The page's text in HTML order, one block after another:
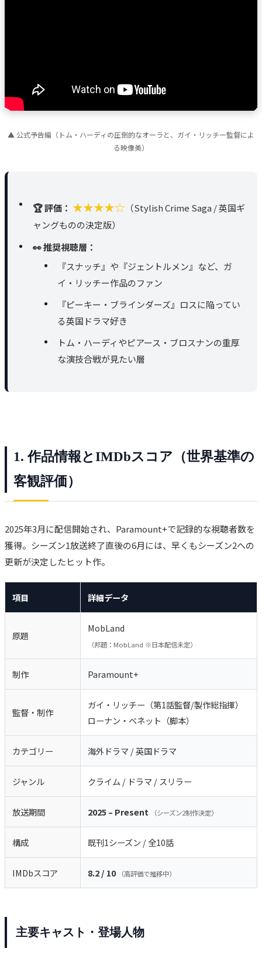
▲ 公式予告編（トム・ハーディの圧倒的なオーラと、ガイ・リッチー監督によ
る映像美）
🏆 評価： ★★★★☆ （Stylish Crime Saga / 英国ギ
ャングものの決定版）
👀 推奨視聴層：
『スナッチ』や『ジェントルメン』など、ガ
イ・リッチー作品のファン
『ピーキー・ブラインダーズ』ロスに陥ってい
る英国ドラマ好き
トム・ハーディやピアース・ブロスナンの重厚
な演技合戦が見たい層
1. 作品情報とIMDbスコア（世界基準の
客観評価）
2025年3月に配信開始され、Paramount+で記録的な視聴者数を
獲得。シーズン1放送終了直後の6月には、早くもシーズン2への
更新が決定したヒット作。
項目 詳細データ
原題
MobLand
（邦題：MobLand ※日本配信未定）
制作 Paramount+
監督・制作
ガイ・リッチー（第1話監督/製作総指揮）
ローナン・ベネット（脚本）
カテゴリー 海外ドラマ / 英国ドラマ
ジャンル クライム / ドラマ / スリラー
放送期間 2025 – Present （シーズン2制作決定）
構成 既刊1シーズン / 全10話
IMDbスコア 8.2 / 10 （高評価で推移中）
主要キャスト・登場人物